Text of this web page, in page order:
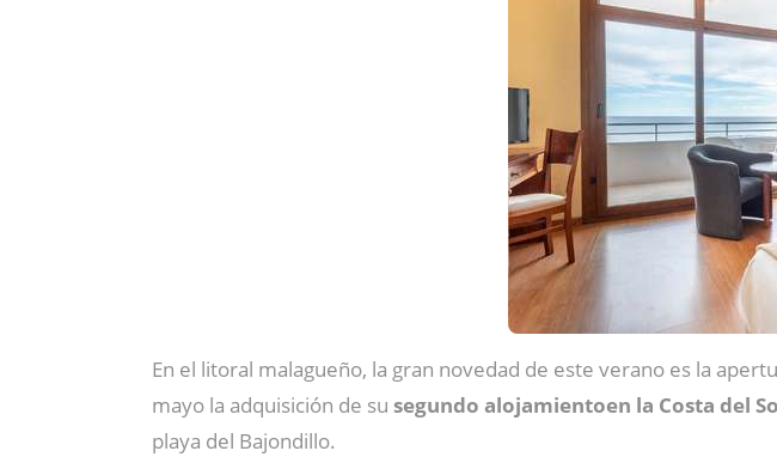
En el litoral malagueño, la gran novedad de este verano es la
mayo la adquisición de su segundo alojamientoen la Costa del
playa del Bajondillo.